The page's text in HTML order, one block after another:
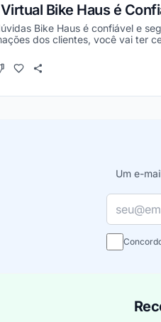
Bike Haus é
Bike Haus é confiável e
dos clientes, você vai ter
funcionou
cupom não funcionou
Um e-
Seu e-mail